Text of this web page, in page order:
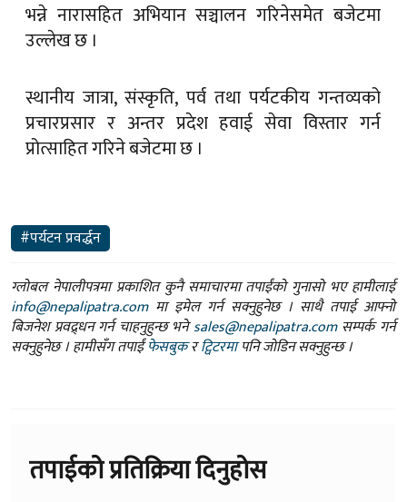
भन्ने नारासहित अभियान सञ्चालन गरिनेसमेत बजेटमा
उल्लेख छ ।
स्थानीय जात्रा, संस्कृति, पर्व तथा पर्यटकीय गन्तव्यको
प्रचारप्रसार र अन्तर प्रदेश हवाई सेवा विस्तार गर्न
प्रोत्साहित गरिने बजेटमा छ ।
#पर्यटन प्रवर्द्धन
ग्लोबल नेपालीपत्रमा प्रकाशित कुनै समाचारमा तपाईंको गुनासो भए हामीलाई
info@nepalipatra.comमा इमेल गर्न सक्नुहुनेछ । साथै तपाई आफ्नो
बिजनेश प्रवद्र्धन गर्न चाहनुहुन्छ भनेsales@nepalipatra.comसम्पर्क गर्न
सक्नुहुनेछ । हामीसँग तपाईंफेसबुकरट्विटरमापनि जोडिन सक्नुहुन्छ ।
तपाईको प्रतिक्रिया दिनुहोस